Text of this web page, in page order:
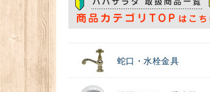
蛇口・水栓金具